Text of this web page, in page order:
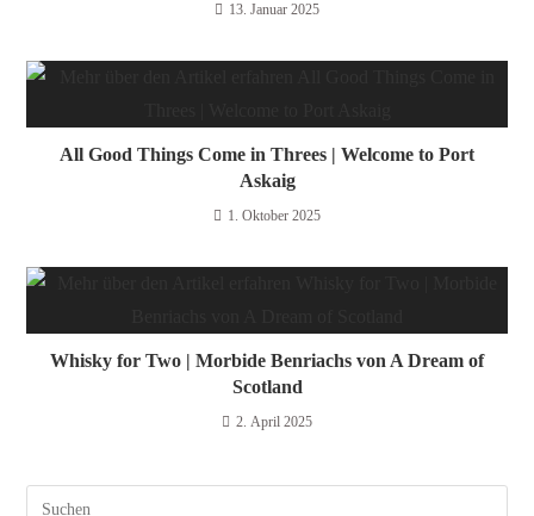
13. Januar 2025
All Good Things Come in Threes | Welcome to Port
Askaig
1. Oktober 2025
Whisky for Two | Morbide Benriachs von A Dream of
Scotland
2. April 2025